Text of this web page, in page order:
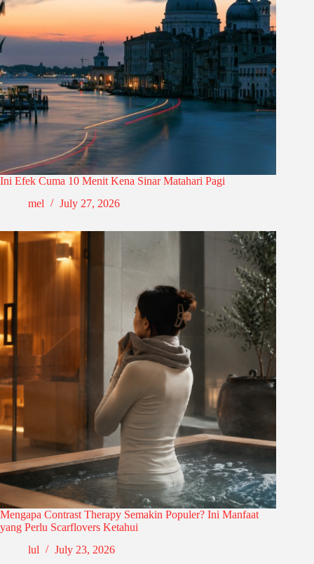
Ini Efek Cuma 10 Menit Kena Sinar Matahari Pagi
mel
July 27, 2026
Mengapa Contrast Therapy Semakin Populer? Ini Manfaat
yang Perlu Scarflovers Ketahui
lul
July 23, 2026